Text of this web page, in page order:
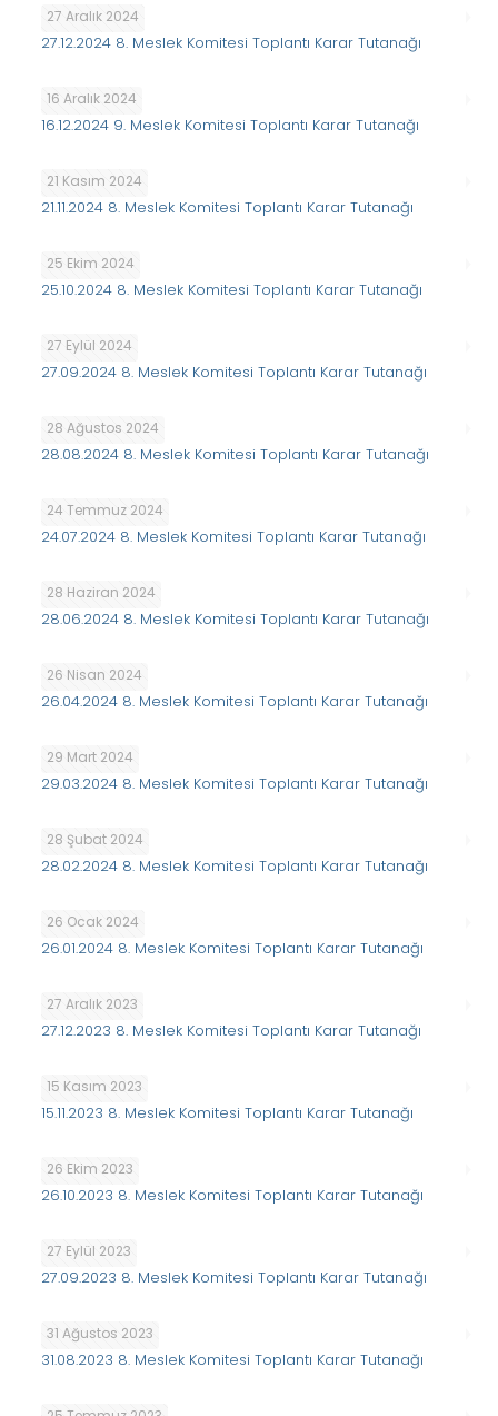
27 Aralık 2024
27.12.2024 8. Meslek Komitesi Toplantı Karar Tutanağı
16 Aralık 2024
16.12.2024 9. Meslek Komitesi Toplantı Karar Tutanağı
21 Kasım 2024
21.11.2024 8. Meslek Komitesi Toplantı Karar Tutanağı
25 Ekim 2024
25.10.2024 8. Meslek Komitesi Toplantı Karar Tutanağı
27 Eylül 2024
27.09.2024 8. Meslek Komitesi Toplantı Karar Tutanağı
28 Ağustos 2024
28.08.2024 8. Meslek Komitesi Toplantı Karar Tutanağı
24 Temmuz 2024
24.07.2024 8. Meslek Komitesi Toplantı Karar Tutanağı
28 Haziran 2024
28.06.2024 8. Meslek Komitesi Toplantı Karar Tutanağı
26 Nisan 2024
26.04.2024 8. Meslek Komitesi Toplantı Karar Tutanağı
29 Mart 2024
29.03.2024 8. Meslek Komitesi Toplantı Karar Tutanağı
28 Şubat 2024
28.02.2024 8. Meslek Komitesi Toplantı Karar Tutanağı
26 Ocak 2024
26.01.2024 8. Meslek Komitesi Toplantı Karar Tutanağı
27 Aralık 2023
27.12.2023 8. Meslek Komitesi Toplantı Karar Tutanağı
15 Kasım 2023
15.11.2023 8. Meslek Komitesi Toplantı Karar Tutanağı
26 Ekim 2023
26.10.2023 8. Meslek Komitesi Toplantı Karar Tutanağı
27 Eylül 2023
27.09.2023 8. Meslek Komitesi Toplantı Karar Tutanağı
31 Ağustos 2023
31.08.2023 8. Meslek Komitesi Toplantı Karar Tutanağı